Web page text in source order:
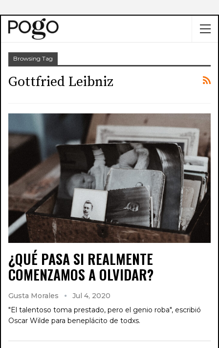
Browsing Tag
Gottfried Leibniz
¿QUÉ PASA SI REALMENTE
COMENZAMOS A OLVIDAR?
Gusta Morales
Jul 4, 2020
"El talentoso toma prestado, pero el genio roba", escribió
Oscar Wilde para beneplácito de todxs.